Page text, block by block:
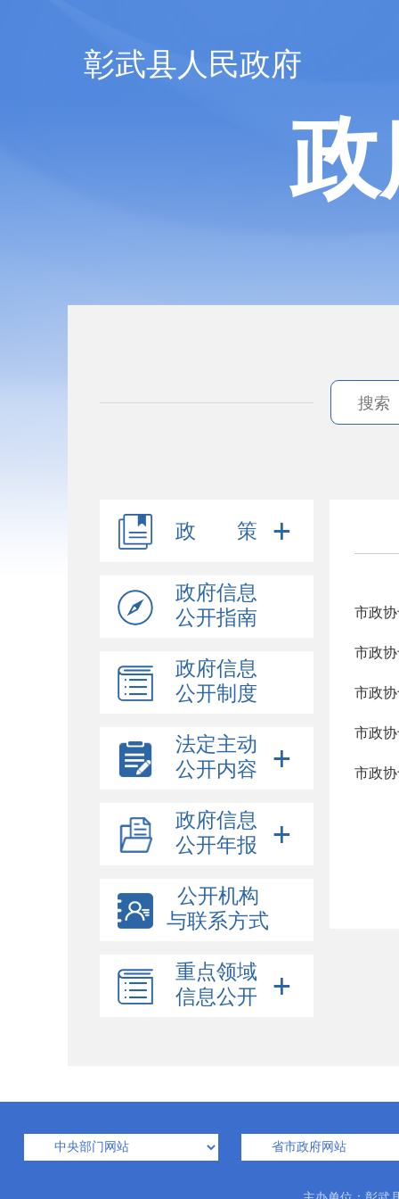
彰武县人民政府
政 策
政府信息
公开指南
政府信息
公开制度
法定主动
公开内容
政府信息
公开年报
公开机构
与联系方式
重点领域
信息公开
市政
市政
市政